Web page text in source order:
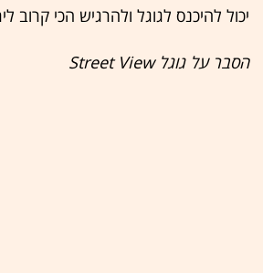
יכול להיכנס לגוגל ולהרגיש הכי קרוב
הסבר על גוגל Street View